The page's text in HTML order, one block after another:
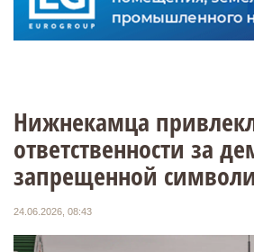
Нижнекамца
ответственности за
запрещенной
24.06.2026, 08:43